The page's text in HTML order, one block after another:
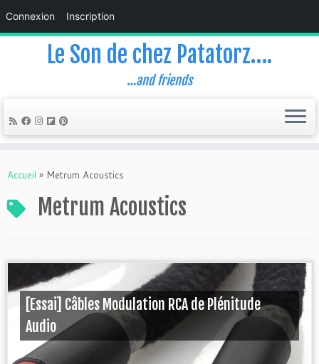
Connexion Inscription
Le Son de chez Patatorz….
…and friends
Accueil » Metrum Acoustics
Metrum Acoustics
[Essai] Câbles Modulation RCA de Plénitude
Audio